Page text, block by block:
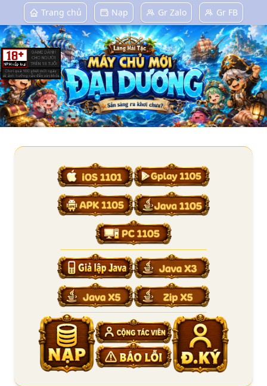
Trang chủ Nạp Gr Zalo Gr FB
Tải Game Làng Hải Tặc Chính Thức